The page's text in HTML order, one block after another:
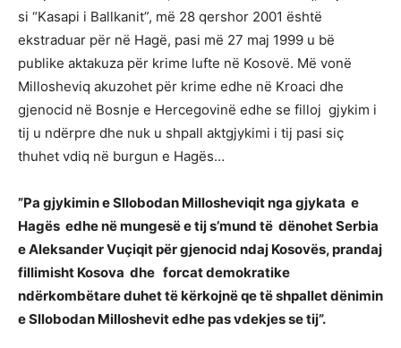
si “Kasapi i Ballkanit”, më 28 qershor 2001 është
ekstraduar për në Hagë, pasi më 27 maj 1999 u bë
publike aktakuza për krime lufte në Kosovë. Më vonë
Millosheviq akuzohet për krime edhe në Kroaci dhe
gjenocid në Bosnje e Hercegovinë edhe se filloj gjykim i
tij u ndërpre dhe nuk u shpall aktgjykimi i tij pasi siç
thuhet vdiq në burgun e Hagës…
”Pa gjykimin e Sllobodan Millosheviqit nga gjykata e
Hagës edhe në mungesë e tij s’mund të dënohet Serbia
e Aleksander Vuçiqit për gjenocid ndaj Kosovës, prandaj
fillimisht Kosova dhe forcat demokratike
ndërkombëtare duhet të kërkojnë qe të shpallet dënimin
e Sllobodan Milloshevit edhe pas vdekjes se tij”.